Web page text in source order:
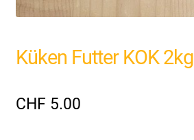
Küken Futter KOK 2kg
CHF 5.00